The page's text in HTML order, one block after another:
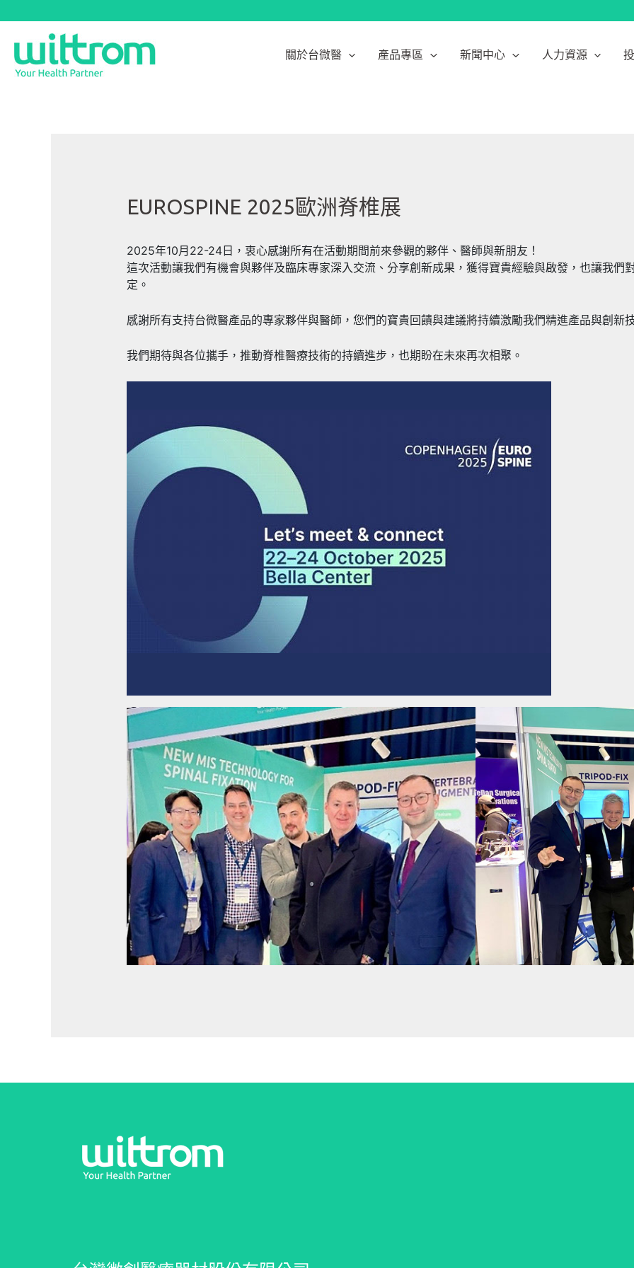
至
關於台微醫 產品專區 新聞中心 人力資源
EUROSPINE 2025歐洲脊椎展
2025年10月22-24日，衷心感謝所有在活動期間前來參觀的夥伴、醫師與新朋友！
這次活動讓我們有機會與夥伴及臨床專家深入交流、分享創新成果，獲得寶貴經驗與啟發，也讓我們
定。
感謝所有支持台微醫產品的專家夥伴與醫師，您們的寶貴回饋與建議將持續激勵我們精進產品與創新
我們期待與各位攜手，推動脊椎醫療技術的持續進步，也期盼在未來再次相聚。